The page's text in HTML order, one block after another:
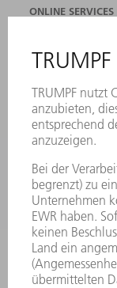
ONLINE SERVICES
STANDORTE
NEWSLETTER-
MYTRUMPF
PRODUKTE
LASER
SMART FACTORY
SOFTWARE
SERVICES
ANWENDUNGEN
BRANCHEN